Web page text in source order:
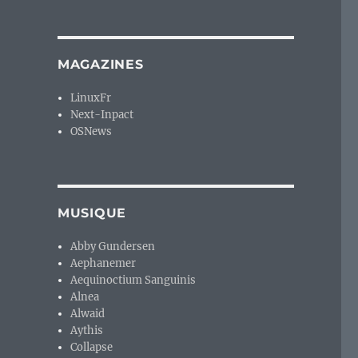
»
MAGAZINES
LinuxFr
Next-Inpact
OSNews
MUSIQUE
Abby Gundersen
Aephanemer
Aequinoctium Sanguinis
Alnea
Alwaid
Aythis
Collapse